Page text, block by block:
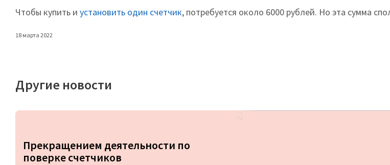
Чтобы купить и установить один счетчик, потребуется около 6000 рублей. Но эта сумма
18 марта 2022
Другие новости
Прекращением деятельности по
поверке счетчиков